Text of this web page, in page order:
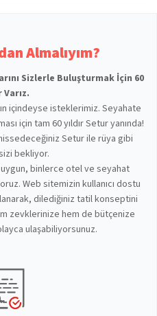
Almalıyım?
Sizlerle Buluşturmak İçin 60
Varız.
içindeyse isteklerimiz. Seyahate
için tam 60 yıldır Setur yanında!
Setur ile rüya gibi
bekliyor.
binlerce otel ve seyahat
Web sitemizin kullanıcı dostu
dilediğiniz tatil konseptini
zevklerinize hem de bütçenize
ulaşabiliyorsunuz.